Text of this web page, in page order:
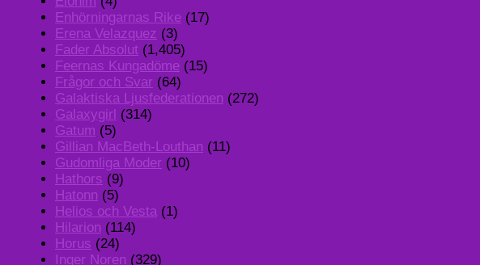
Enhörningarnas Rike (17)
Erena Velazquez (3)
Fader Absolut (1,405)
Feernas Kungadöme (15)
Frågor och Svar (64)
Galaktiska Ljusfederationen (272)
Galaxygirl (314)
Gatum (5)
Gillian MacBeth-Louthan (11)
Gudomliga Moder (10)
Hathors (9)
Hatonn (5)
Helios och Vesta (1)
Hilarion (114)
Horus (24)
Inger Noren (329)